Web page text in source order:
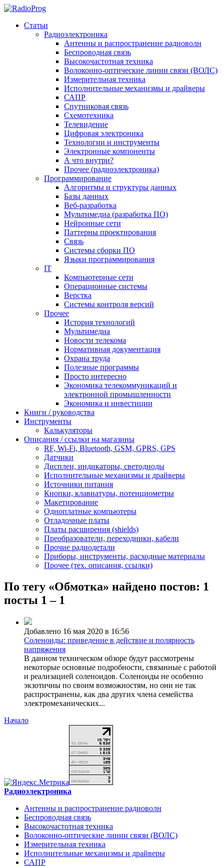
Статьи
Радиоэлектроника
Антенны и распространение радиоволн
Беспроводная связь
Высокочастотная техника
Волоконно-оптические линии связи (ВОЛС)
Измерительная техника
Исполнительные механизмы и драйверы
САПР
Спутниковая связь
Схемотехника
Телевидение
Цифровая электроника
Технологии и инструменты
Электронные компоненты
А что внутри?
Прочее (радиоэлектроника)
Программирование
Алгоритмы и структуры данных
Базы данных
Веб-разработка
Мультимедиа (разработка ПО)
Нейронные сети
Паттерны проектирования
Связь
Системы сборки ПО
Языки программирования
IT
Компьютерные сети
Операционные системы
Верстка
Системы контроля версий
Прочее
История технологий
Мультимедиа
Новости телекома
Нормативная документация
Охрана труда
Полезные программы
Просто интересно
Экономика телекоммуникаций и
электронной промышленности
Экономика и инвестиции
Книги / руководства
Инструменты
Калькуляторы
Описания / ссылки на магазины
RF, Wi-Fi, Bluetooth, GSM, GPRS, GPS
Датчики
Дисплеи, индикаторы, светодиоды
Исполнительные механизмы и драйверы
Источники питания
Кнопки, клавиатуры, потенциометры
Макетирование
Одноплатные компьютеры
Отладочные платы
Платы расширения (shields)
Преобразователи, переходники, кабели
Прочие радиодетали
Приборы, инструменты, расходные материалы
Прочее (тех. описания, ссылки)
По тегу «Обмотка» найдено постов: 1
посты 1 – 1
Добавлено 16 мая 2020 в 16:56
Соленоиды: приведение в действие и полярность
напряжения
В данном техническом обзоре будут рассмотрены
некоторые основные подробности, связанные с работой
и реализацией соленоидов. Соленоиды не особенно
экзотичны по своим возможностям, но они не так
распространены, как два других члена семейства
электромеханических...
Начало
Радиоэлектроника
Антенны и распространение радиоволн
Беспроводная связь
Высокочастотная техника
Волоконно-оптические линии связи (ВОЛС)
Измерительная техника
Исполнительные механизмы и драйверы
САПР